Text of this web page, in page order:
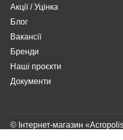
Акції/Уцінка
Блог
Вакансії
Бренди
Наші проєкти
Документи
© Інтернет-магазин